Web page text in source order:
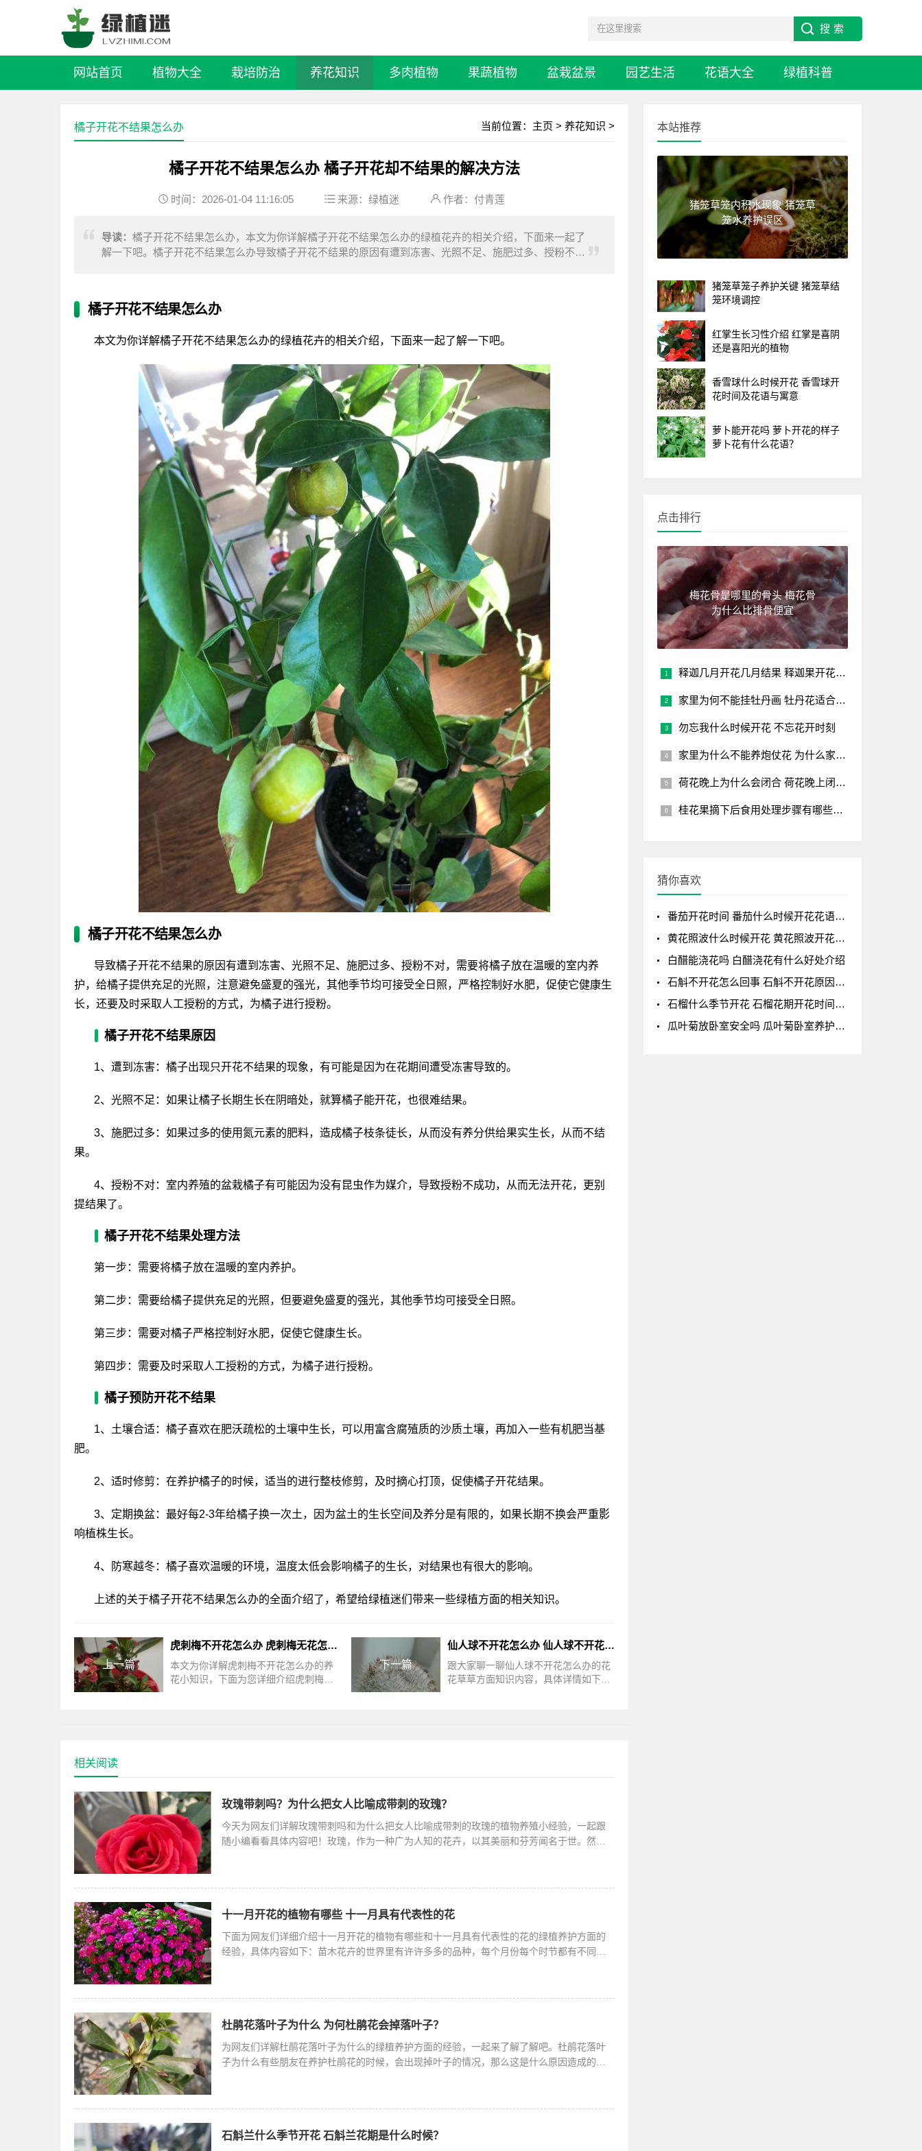
网站首页 植物大全 栽培防治 养花知识 多肉植物 果蔬植物 盆栽盆景 园艺生活 花语大全 绿植科普
当前位置： 主页 > 养花知识 >
橘子开花不结果怎么办
橘子开花不结果怎么办 橘子开花却不结果的解决方法
时间：2026-01-04 11:16:05 来源： 绿植迷 作者：付青莲
导读： 橘子开花不结果怎么办，本文为你详解橘子开花不结果怎么办的绿植花卉的相关介绍，下面来一起了
解一下吧。橘子开花不结果怎么办导致橘子开花不结果的原因有遭到冻害、光照不足、施肥过多、授粉不
橘子开花不结果怎么办
本文为你详解橘子开花不结果怎么办的绿植花卉的相关介绍，下面来一起了解一下吧。
橘子开花不结果怎么办
导致橘子开花不结果的原因有遭到冻害、光照不足、施肥过多、授粉不对，需要将橘子放在温暖的室内养
护，给橘子提供充足的光照，注意避免盛夏的强光，其他季节均可接受全日照，严格控制好水肥，促使它健康生
长，还要及时采取人工授粉的方式，为橘子进行授粉。
橘子开花不结果原因
1、遭到冻害：橘子出现只开花不结果的现象，有可能是因为在花期间遭受冻害导致的。
2、光照不足：如果让橘子长期生长在阴暗处，就算橘子能开花，也很难结果。
3、施肥过多：如果过多的使用氮元素的肥料，造成橘子枝条徒长，从而没有养分供给果实生长，从而不结
果。
4、授粉不对：室内养殖的盆栽橘子有可能因为没有昆虫作为媒介，导致授粉不成功，从而无法开花，更别
提结果了。
橘子开花不结果处理方法
第一步：需要将橘子放在温暖的室内养护。
第二步：需要给橘子提供充足的光照，但要避免盛夏的强光，其他季节均可接受全日照。
第三步：需要对橘子严格控制好水肥，促使它健康生长。
第四步：需要及时采取人工授粉的方式，为橘子进行授粉。
橘子预防开花不结果
1、土壤合适：橘子喜欢在肥沃疏松的土壤中生长，可以用富含腐殖质的沙质土壤，再加入一些有机肥当基
肥。
2、适时修剪：在养护橘子的时候，适当的进行整枝修剪，及时摘心打顶，促使橘子开花结果。
3、定期换盆：最好每2-3年给橘子换一次土，因为盆土的生长空间及养分是有限的，如果长期不换会严重影
响植株生长。
4、防寒越冬：橘子喜欢温暖的环境，温度太低会影响橘子的生长，对结果也有很大的影响。
上述的关于橘子开花不结果怎么办的全面介绍了，希望给绿植迷们带来一些绿植方面的相关知识。
上一篇
虎刺梅不开花怎么办 虎刺梅无花怎么处理？
本文为你详解虎刺梅不开花怎么办的养
花小知识，下面为您详细介绍虎刺梅不
下一篇
仙人球不开花怎么办 仙人球不开花应该怎么处理？
跟大家聊一聊仙人球不开花怎么办的花
花草草方面知识内容，具体详情如下：
相关阅读
玫瑰带刺吗？为什么把女人比喻成带刺的玫瑰？
今天为网友们详解玫瑰带刺吗和为什么把女人比喻成带刺的玫瑰的植物养殖小经验，一起跟
随小编看看具体内容吧！玫瑰，作为一种广为人知的花卉，以其美丽和芬芳闻名于世。然
十一月开花的植物有哪些 十一月具有代表性的花
下面为网友们详细介绍十一月开花的植物有哪些和十一月具有代表性的花的绿植养护方面的
经验，具体内容如下：苗木花卉的世界里有许许多多的品种，每个月份每个时节都有不同的
杜鹃花落叶子为什么 为何杜鹃花会掉落叶子？
为网友们详解杜鹃花落叶子为什么的绿植养护方面的经验，一起来了解了解吧。杜鹃花落叶
子为什么有些朋友在养护杜鹃花的时候，会出现掉叶子的情况，那么这是什么原因造成的呢?
石斛兰什么季节开花 石斛兰花期是什么时候？
本站推荐
猪笼草笼内积水现象 猪笼草
笼水养护误区
猪笼草笼子养护关键 猪笼草结
笼环境调控
红掌生长习性介绍 红掌是喜阴
还是喜阳光的植物
香雪球什么时候开花 香雪球开
花时间及花语与寓意
萝卜能开花吗 萝卜开花的样子
萝卜花有什么花语？
点击排行
梅花骨是哪里的骨头 梅花骨
为什么比排骨便宜
释迦几月开花几月结果 释迦果开花结果时间 释迦果花果成熟时
家里为何不能挂牡丹画 牡丹花适合什么属相
勿忘我什么时候开花 不忘花开时刻
家里为什么不能养炮仗花 为什么家里不适合种炮仗花？
荷花晚上为什么会闭合 荷花晚上闭合的原因 夜晚荷花闭合的原
桂花果摘下后食用处理步骤有哪些？可以直接吃吗？
猜你喜欢
番茄开花时间 番茄什么时候开花花语是什么？
黄花照波什么时候开花 黄花照波开花时间及花语
白醋能浇花吗 白醋浇花有什么好处介绍
石斛不开花怎么回事 石斛不开花原因开花少的原
石榴什么季节开花 石榴花期开花时间详解
瓜叶菊放卧室安全吗 瓜叶菊卧室养护全解析